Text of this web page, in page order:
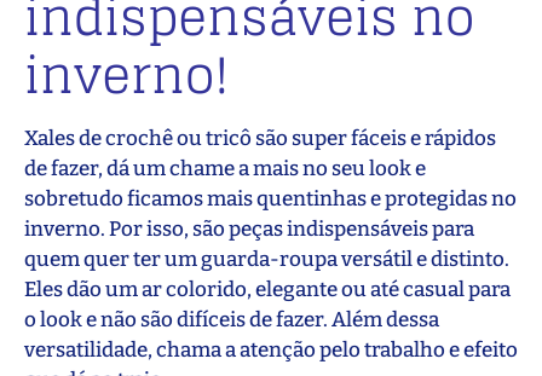
inverno!
Xales de crochê ou tricô são super fáceis e rápidos
de fazer, dá um chame a mais no seu look e
sobretudo ficamos mais quentinhas e protegidas no
inverno. Por isso, são peças indispensáveis para
quem quer ter um guarda-roupa versátil e distinto.
Eles dão um ar colorido, elegante ou até casual para
o look e não são difíceis de fazer. Além dessa
versatilidade, chama a atenção pelo trabalho e efeito